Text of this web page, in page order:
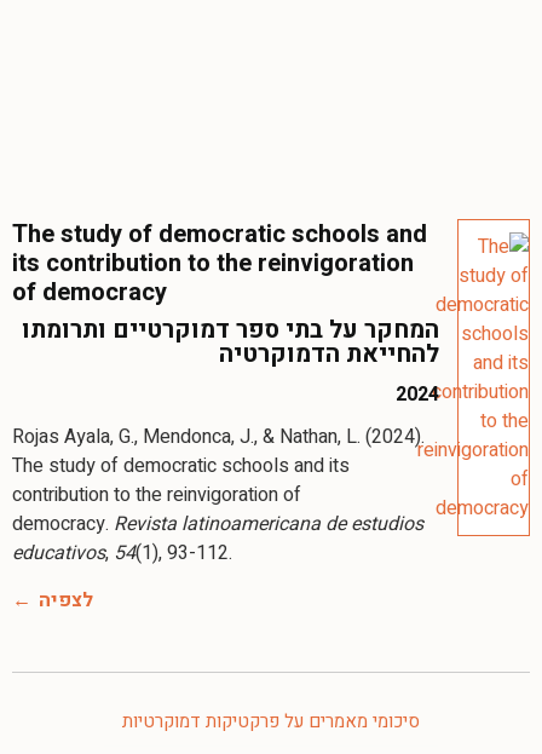
The study of democratic schools and
its contribution to the reinvigoration
of democracy
המחקר על בתי ספר דמוקרטיים ותרומתו
להחייאת הדמוקרטיה
2024
Rojas Ayala, G., Mendonca, J., & Nathan, L. (2024).
The study of democratic schools and its
contribution to the reinvigoration of
democracy. Revista latinoamericana de estudios
educativos, 54(1), 93-112.
לצפיה
סיכומי מאמרים על פרקטיקות דמוקרטיות